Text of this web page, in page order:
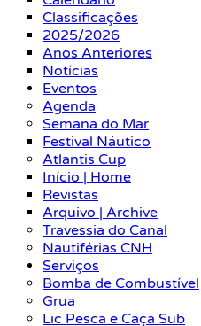
Classificações
2025/2026
Anos Anteriores
Notícias
Eventos
Agenda
Semana do Mar
Festival Náutico
Atlantis Cup
Início | Home
Revistas
Arquivo | Archive
Travessia do Canal
Nautiférias CNH
Serviços
Bomba de Combustível
Grua
Lic Pesca e Caça Sub